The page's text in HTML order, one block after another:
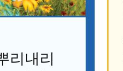
리내리